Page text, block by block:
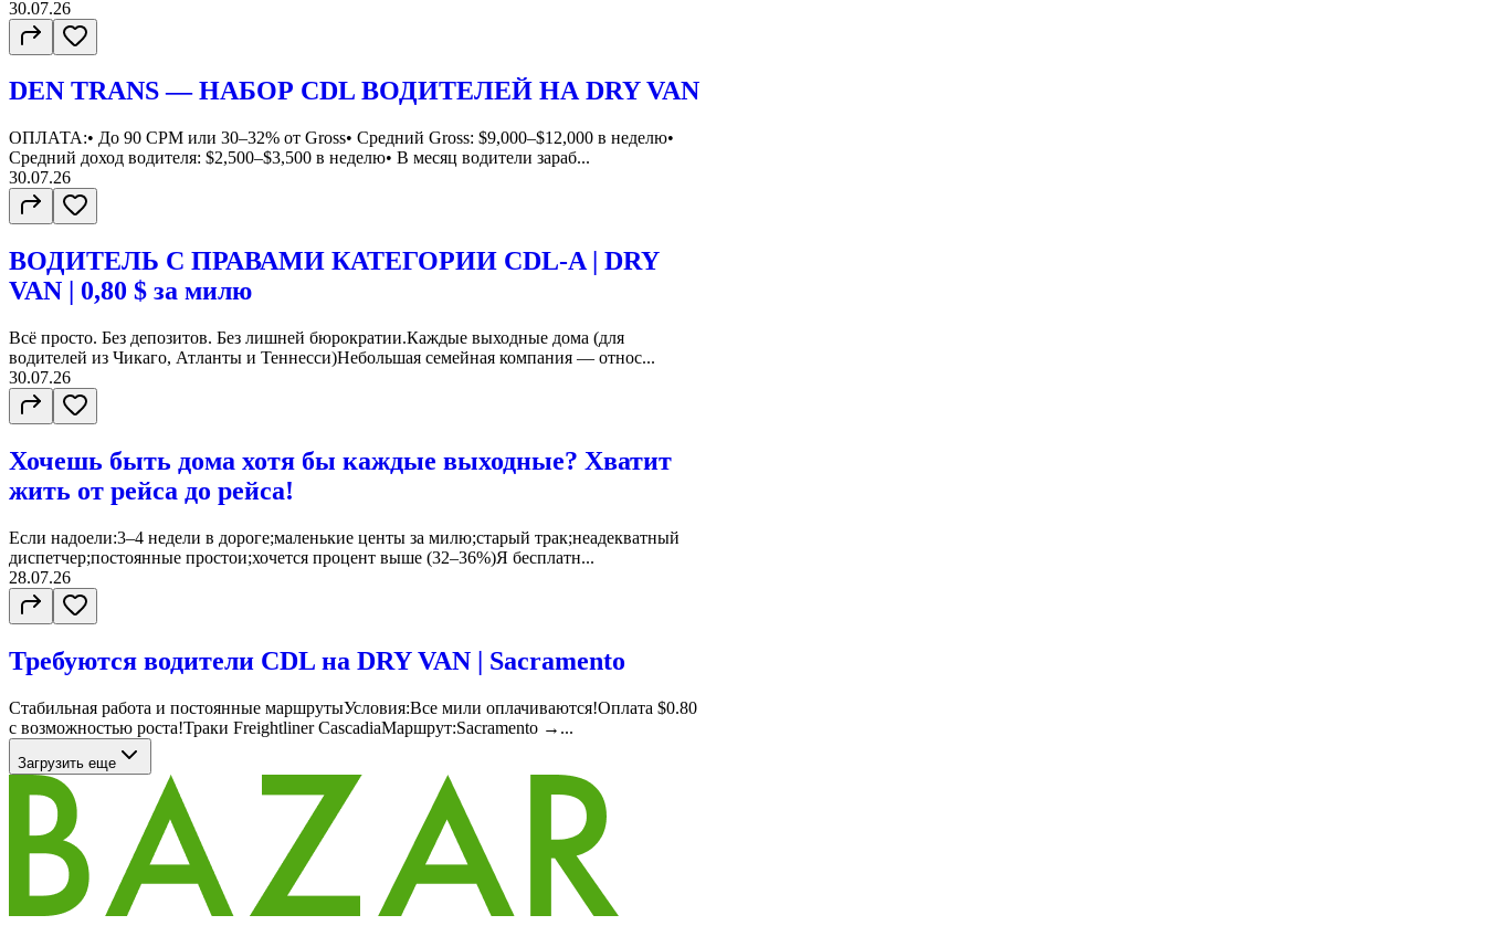
30.07.26
DEN TRANS — НАБОР CDL ВОДИТЕЛЕЙ НА DRY VAN
ОПЛАТА:• До 90 CPM или 30–32% от Gross• Средний Gross: $9,000–$12,000 в неделю•
Средний доход водителя: $2,500–$3,500 в неделю• В месяц водители зараб...
30.07.26
ВОДИТЕЛЬ С ПРАВАМИ КАТЕГОРИИ CDL-A | DRY
VAN | 0,80 $ за милю
Всё просто. Без депозитов. Без лишней бюрократии.Каждые выходные дома (для
водителей из Чикаго, Атланты и Теннесси)Небольшая семейная компания — относ...
30.07.26
Хочешь быть дома хотя бы каждые выходные? Хватит
жить от рейса до рейса!
Если надоели:3–4 недели в дороге;маленькие центы за милю;старый трак;неадекватный
диспетчер;постоянные простои;хочется процент выше (32–36%)Я бесплатн...
28.07.26
Требуются водители CDL на DRY VAN | Sacramento
Стабильная работа и постоянные маршрутыУсловия:Все мили оплачиваются!Оплата $0.80
с возможностью роста!Траки Freightliner CascadiaМаршрут:Sacramento →...
Загрузить еще